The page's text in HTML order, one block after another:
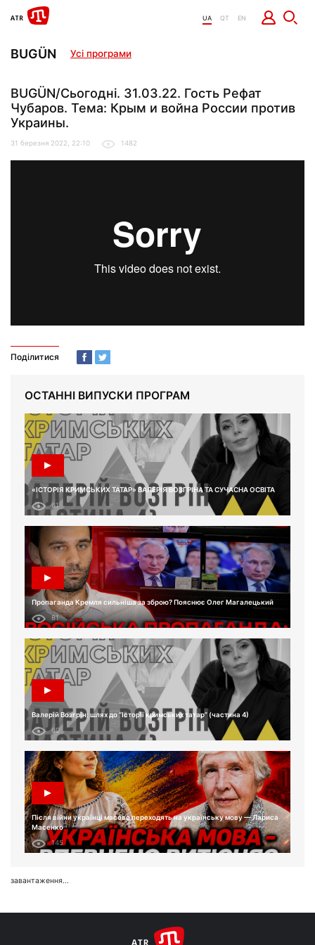
UA QT EN
BUGÜN Усі програми
BUGÜN/Сьогодні. 31.03.22. Гость Рефат
Чубаров. Тема: Крым и война России против
Украины.
31 березня 2022, 22:10 1482
Поділитися
ОСТАННІ ВИПУСКИ ПРОГРАМ
«ІСТОРІЯ КРИМСЬКИХ ТАТАР» ВАЛЕРІЯ ВОЗГРІНА ТА СУЧАСНА ОСВІТА
61
Пропаганда Кремля сильніша за зброю? Пояснює Олег Магалецький
81
Валерій Возгрін: шлях до “Історії кримських татар” (частина 4)
69
Після війни українці масово переходять на українську мову — Лариса
Масенко
145
завантаження...